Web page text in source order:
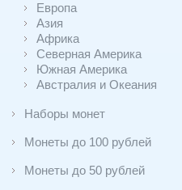
Европа
Азия
Африка
Северная Америка
Южная Америка
Австралия и Океания
Наборы монет
Монеты до 100 рублей
Монеты до 50 рублей